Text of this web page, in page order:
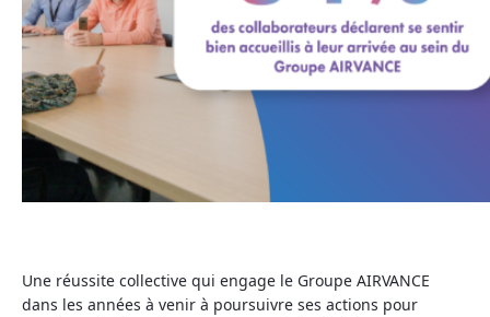
Une réussite collective qui engage le Groupe AIRVANCE
dans les années à venir à poursuivre ses actions pour